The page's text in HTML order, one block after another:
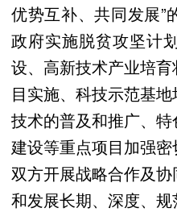
优势互补、共同发展”
政府实施脱贫攻坚计
设、高新技术产业培
目实施、科技示范基
技术的普及和推广、
建设等重点项目加强
双方开展战略合作及
和发展长期、深度、